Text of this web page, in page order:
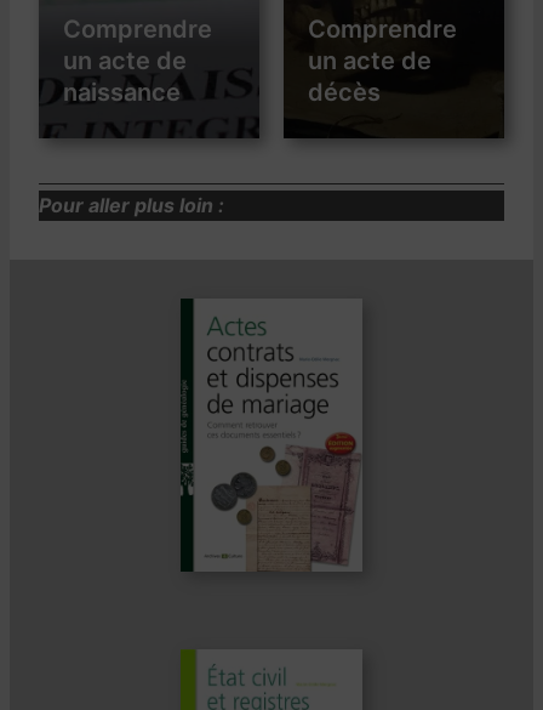
Comprendre
un acte de
naissance
Comprendre
un acte de
décès
Pour aller plus loin :